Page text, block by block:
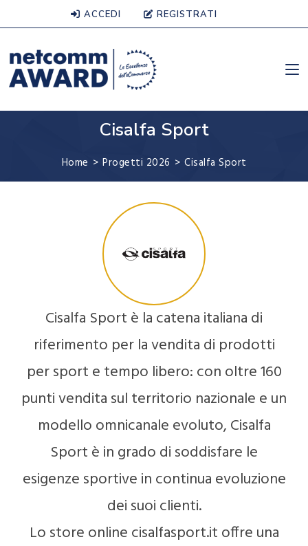
ACCEDI REGISTRATI
Cisalfa Sport
Home > Progetti 2026 > Cisalfa Sport
Cisalfa Sport è la catena italiana di
riferimento per la vendita di prodotti
per sport e tempo libero: con oltre 160
punti vendita sul territorio nazionale e un
modello omnicanale evoluto, Cisalfa
Sport è in grado di soddisfare le
esigenze sportive in continua evoluzione
dei suoi clienti.
Lo store online cisalfasport.it offre una